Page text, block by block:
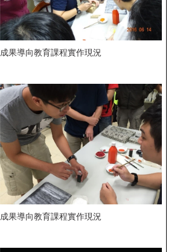
成果導向教育課程實作現況
成果導向教育課程實作現況